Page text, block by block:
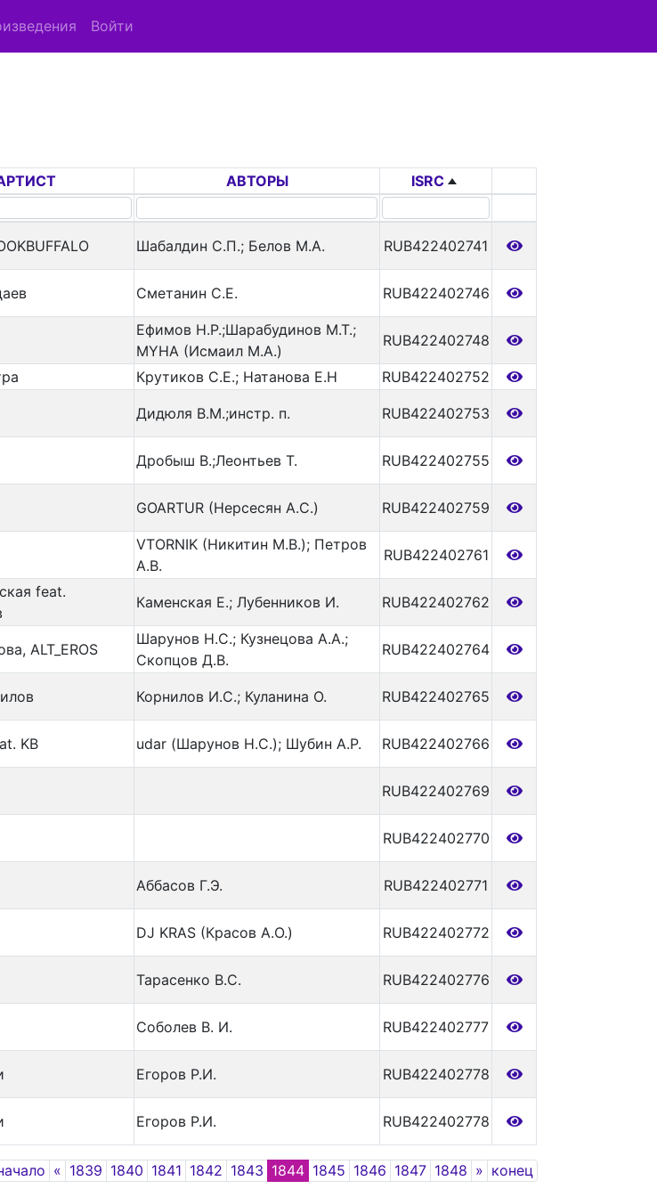
Войти
АВТОРЫ ISRC
Шабалдин С.П.; Белов М.А. RUB422402741
Сметанин С.Е. RUB422402746
Ефимов Н.Р.;Шарабудинов М.Т.;
MYHA (Исмаил М.А.)
RUB422402748
Крутиков С.Е.; Натанова Е.Н RUB422402752
Дидюля В.М.;инстр. п. RUB422402753
Дробыш В.;Леонтьев Т. RUB422402755
GOARTUR (Нерсесян А.С.) RUB422402759
VTORNIK (Никитин М.В.); Петров
А.В.
RUB422402761
feat.
Каменская Е.; Лубенников И. RUB422402762
ALT_EROS
Шарунов Н.С.; Кузнецова А.А.;
Скопцов Д.В.
RUB422402764
Корнилов И.С.; Куланина О. RUB422402765
KB udar (Шарунов Н.С.); Шубин А.Р. RUB422402766
RUB422402769
RUB422402770
Аббасов Г.Э. RUB422402771
DJ KRAS (Красов А.О.) RUB422402772
Тарасенко В.С. RUB422402776
Соболев В. И. RUB422402777
Егоров Р.И. RUB422402778
Егоров Р.И. RUB422402778
«Previous
1839 1840 1841 1842 1843 1844 1845 1846 1847 1848 »Next
конец